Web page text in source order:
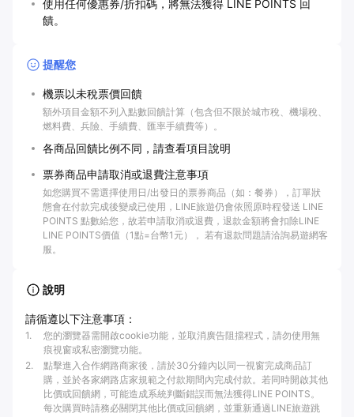
使用任何優惠券/折扣碼，將無法獲得 LINE POINTS 回
饋。
提醒您
機票以未稅票價回饋
額外項目金額不列入點數回饋計算（包含但不限於城市稅、機場稅、
燃料費、兵險、手續費、匯率手續費等）。
各商品回饋比例不同，請查看項目說明
票券商品申請取消或退費注意事項
如您購買不需選擇使用日/出發日的票券商品（如：餐券），訂單狀
態會在付款完成後變成已使用，LINE旅遊仍會依照原時程發送 LINE
POINTS 點數給您，故若申請取消或退費，退款金額將會扣除LINE
LINE POINTS價值（1點=台幣1元）， 若有退款問題請洽詢易遊網客
服。
說明
請循遵以下注意事項：
1.
您的瀏覽器需開啟cookie功能，並取消廣告阻擋程式，請勿使用無
痕視窗或私密瀏覽功能。
2.
點擊進入合作網路商家後，請於30分鐘內以同一視窗完成商品訂
購，並於各家網路店家規範之付款期間內完成付款。若同時開啟其他
比價或回饋網，可能造成系統判斷錯誤而無法獲得LINE POINTS。
每次購買時請務必關閉其他比價或回饋網，並重新通過LINE旅遊跳